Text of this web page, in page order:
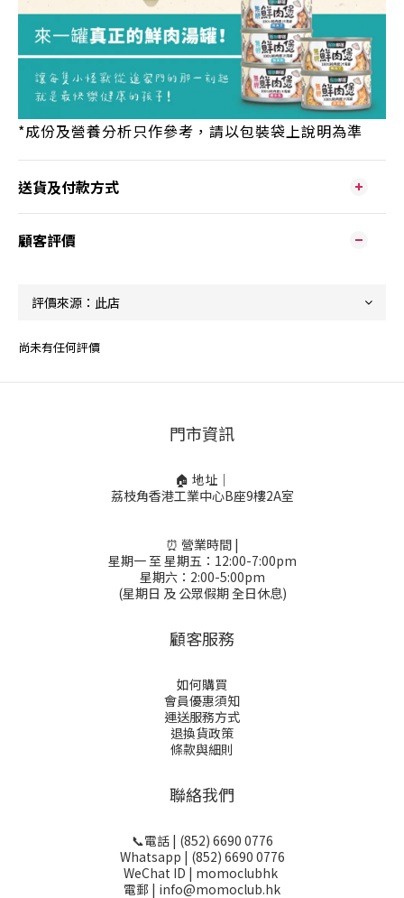
*成份及營養分析只作參考，請以包裝袋上說明為準
送貨及付款方式
顧客評價
尚未有任何評價
門市資訊
🏠 地址｜
荔枝角香港工業中心B座9樓2A室
⏰ 營業時間 |
星期一 至 星期五：12:00-7:00pm
星期六：2:00-5:00pm
(星期日 及 公眾假期 全日休息)
顧客服務
如何購買
會員優惠須知
運送服務方式
退換貨政策
條款與細則
聯絡我們
📞電話 | (852) 6690 0776
Whatsapp | (852) 6690 0776
WeChat ID | momoclubhk
電郵 | info@momoclub.hk